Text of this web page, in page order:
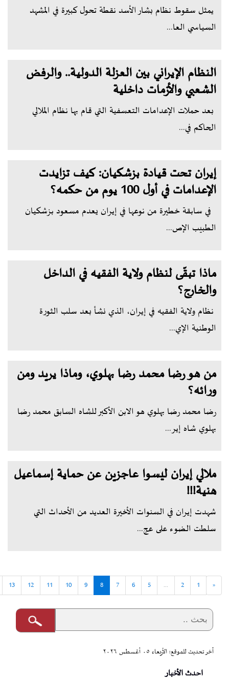
يمثل سقوط نظام بشار الأسد نقطة تحول كبيرة في المشهد
السياسي العا...
النظام الإيراني بين العزلة الدولية.. والرفض
الشعبي والأزمات داخلية
بعد حملات الإعدامات التعسفية التي قام بها نظام الملالي
الحاكم في...
إيران تحت قيادة بزشكيان: كيف تزايدت
الإعدامات في أول 100 يوم من حكمه؟
في سابقة خطيرة من نوعها في إيران يعدم مسعود بزشكيان
الطبيب الإص...
ماذا تبقّى لنظام ولاية الفقيه في الداخل
والخارج؟
نظام ولاية الفقيه في إيران، الذي نشأ بعد سلب الثورة
الوطنية الإي...
من هو رضا محمد رضا بهلوي، وماذا يريد ومن
ورائه؟
رضا محمد رضا بهلوي هو الابن الأكبر للشاه السابق محمد رضا
بهلوي شاه إير...
ملالي إيران ليسوا عاجزين عن حماية إسماعيل
هنية!!!
شهدت إيران في السنوات الأخيرة العديد من الأحداث التي
سلطت الضوء على عج...
«
1
2
...
5
6
7
8
9
10
11
12
13
آخر تحديث للموقع: الأربعاء ٠٥ أغسطس ٢٠٢٦
احدث الأخبار